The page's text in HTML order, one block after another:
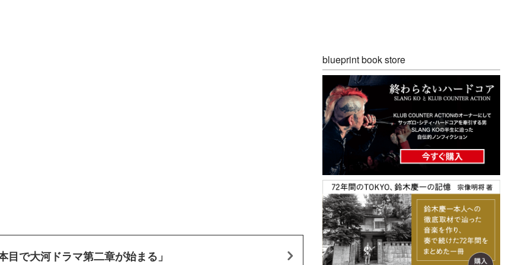
目で大河ドラマ第二章が始まる」
blueprint book store